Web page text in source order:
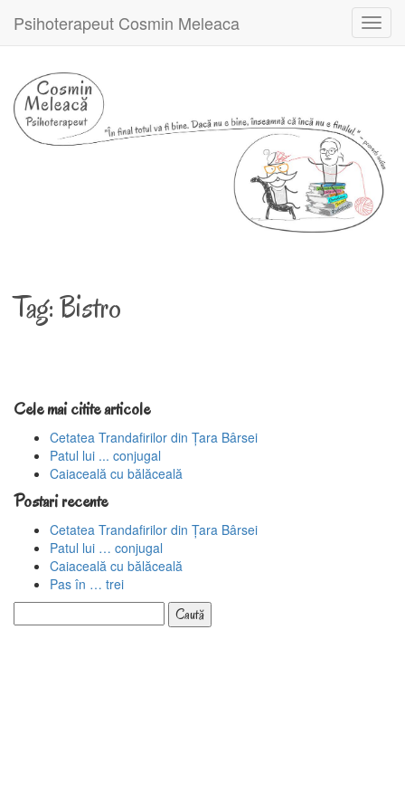
Psihoterapeut Cosmin Meleaca
Tag:Bistro
Cele mai citite articole
Cetatea Trandafirilor din Țara Bârsei
Patul lui ... conjugal
Caiaceală cu bălăceală
Postari recente
Cetatea Trandafirilor din Țara Bârsei
Patul lui … conjugal
Caiaceală cu bălăceală
Pas în … trei
după: